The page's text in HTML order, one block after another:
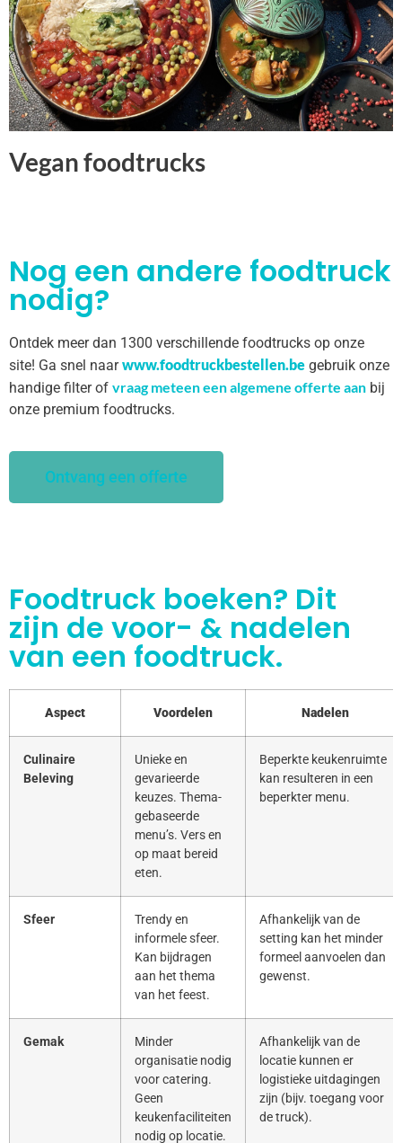
Vegan foodtrucks
Nog een andere foodtruck
nodig?
Ontdek meer dan 1300 verschillende foodtrucks op onze
site! Ga snel naarwww.foodtruckbestellen.be gebruik onze
handige filter of vraag meteen een algemene offerte aan bij
onze premium foodtrucks.
Ontvang een offerte
Foodtruck boeken? Dit
zijn de voor- & nadelen
van een foodtruck.
Aspect Voordelen Nadelen
Culinaire
Beleving
Unieke en
gevarieerde
keuzes. Thema-
gebaseerde
menu’s. Vers en
op maat bereid
eten.
Beperkte keukenruimte
kan resulteren in een
beperkter menu.
Sfeer
Trendy en
informele sfeer.
Kan bijdragen
aan het thema
van het feest.
Afhankelijk van de
setting kan het minder
formeel aanvoelen dan
gewenst.
Gemak
Minder
organisatie nodig
voor catering.
Geen
keukenfaciliteiten
nodig op locatie.
Afhankelijk van de
locatie kunnen er
logistieke uitdagingen
zijn (bijv. toegang voor
de truck).